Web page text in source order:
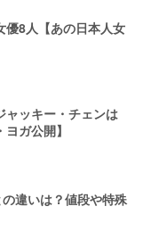
優8人【あの日本人女
ャッキー・チェンは
ガ公開】
違いは？値段や特殊